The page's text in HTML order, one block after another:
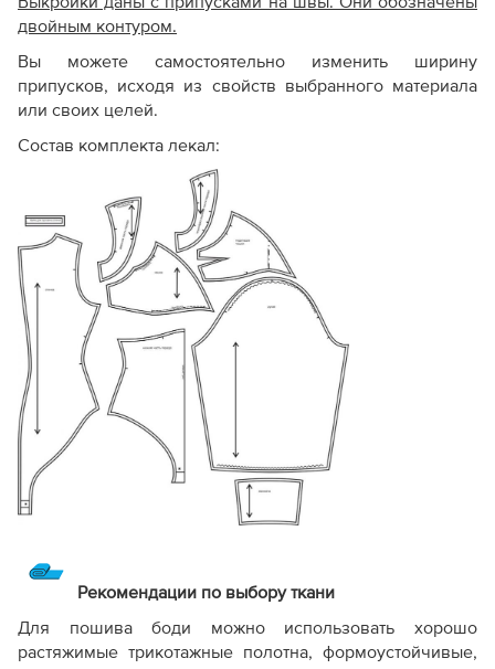
двойным контуром.
Вы можете самостоятельно изменить ширину
припусков, исходя из свойств выбранного материала
или своих целей.
Состав комплекта лекал:
Рекомендации по выбору ткани
Для пошива боди можно использовать хорошо
растяжимые трикотажные полотна, формоустойчивые,